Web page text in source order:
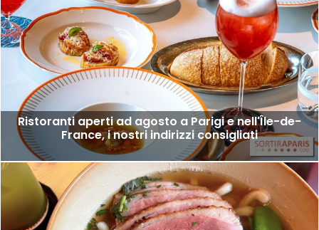
Ristoranti aperti ad agosto a Parigi e nell'Île-de-
France, i nostri indirizzi consigliati